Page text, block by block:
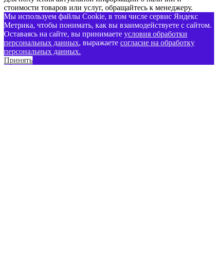
стоимости товаров или услуг, обращайтесь к менеджеру.
Мы используем файлы Cookie, в том числе сервис Яндекс
Метрика, чтобы понимать, как вы взаимодействуете с сайтом.
Оставаясь на сайте, вы принимаете условия обработки
персональных данных, выражаете согласие на обработку
персональных данных.
Принять